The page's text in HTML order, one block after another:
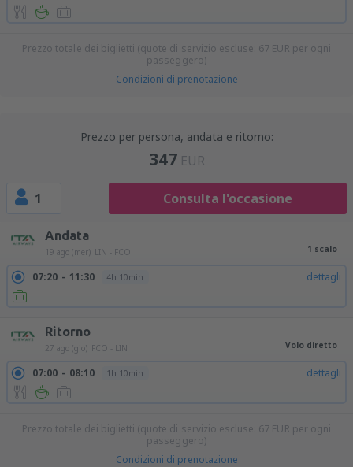
Prezzo totale dei biglietti (quote di servizio escluse: 67 EUR per ogni
passeggero)
Condizioni di prenotazione
Prezzo per persona, andata e ritorno:
347 EUR
1 Consulta l'occasione
Andata
19 ago (mer) LIN - FCO 1 scalo
07:20 11:30 4h 10min dettagli
Ritorno
27 ago (gio) FCO - LIN Volo diretto
07:00 08:10 1h 10min dettagli
Prezzo totale dei biglietti (quote di servizio escluse: 67 EUR per ogni
passeggero)
Condizioni di prenotazione